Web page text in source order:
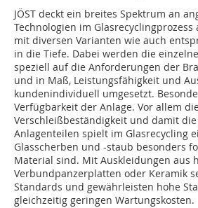
JÖST deckt ein breites Spektrum an
Technologien im
mit diversen Varianten wie auch
in die Tiefe. Dabei werden die
speziell auf die Anforderungen der
und in Maß, Leistungsfähigkeit und
kundenindividuell umgesetzt.
Verfügbarkeit der Anlage. Vor allem
Verschleißbeständigkeit und damit
Anlagenteilen spielt im Glasrecycling
Glasscherben und -staub besonders
Material sind. Mit Auskleidungen aus
Verbundpanzerplatten oder Keramik
Standards und gewährleisten hohe
gleichzeitig geringen Wartungskosten.